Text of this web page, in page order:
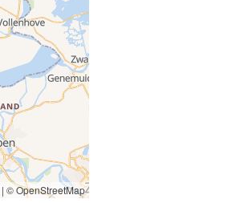
| © OpenStreetMap